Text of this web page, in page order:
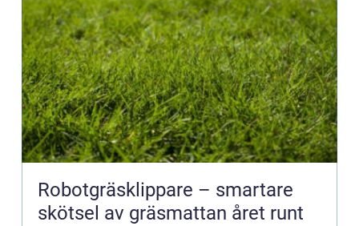
Robotgräsklippare – smartare
skötsel av gräsmattan året runt